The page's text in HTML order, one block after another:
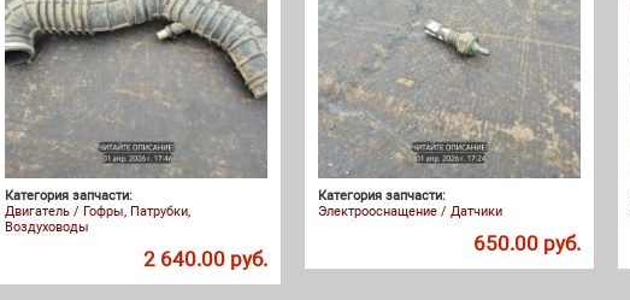
Категория запчасти:
Двигатель / Гофры, Патрубки,
Воздуховоды
2 640.00 руб.
Категория запчасти:
Электрооснащение / Датчики
650.00 руб.